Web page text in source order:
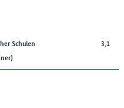
Schulen
3,1